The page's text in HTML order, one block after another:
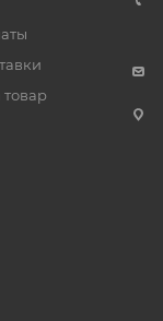
товар